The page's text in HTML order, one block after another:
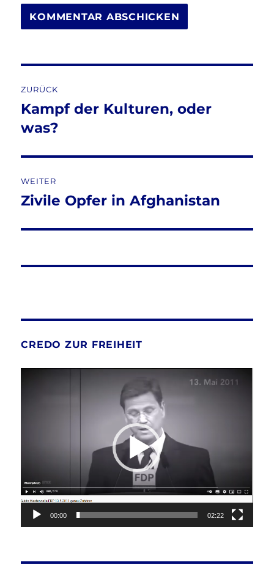
ZURÜCK
Vorheriger
Beitrag:
Kampf der Kulturen, oder
was?
WEITER
Nächster
Zivile Opfer in Afghanistan
CREDO ZUR FREIHEIT
00:00 02:22